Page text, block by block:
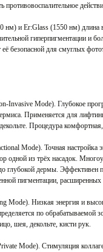
противовоспалительное
нм) и Er:Glass (1550 нм) длина
гиперпигментации и
безопасной для смуглых
Invasive Mode). Глубокое
Применяется для
Процедура
Mode). Точная настройка
одной из трёх насадок.
глубокой дермы. Эффективен
пигментации, расширенных
Mode). Низкая энергия и
по обрабатываемой
шея, декольте, кисти рук.
Mode). Стимуляция